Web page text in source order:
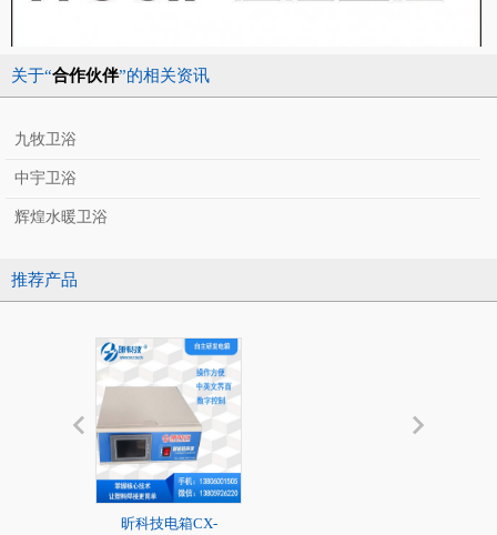
关于“合作伙伴”的相关资讯
九牧卫浴
中宇卫浴
辉煌水暖卫浴
推荐产品
昕科技电箱CX-